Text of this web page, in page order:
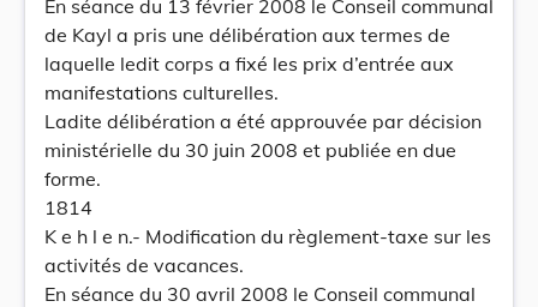
En séance du 13 février 2008 le Conseil communal
de Kayl a pris une délibération aux termes de
laquelle ledit corps a fixé les prix d’entrée aux
manifestations culturelles.
Ladite délibération a été approuvée par décision
ministérielle du 30 juin 2008 et publiée en due
forme.
1814
K e h l e n.- Modification du règlement-taxe sur les
activités de vacances.
En séance du 30 avril 2008 le Conseil communal